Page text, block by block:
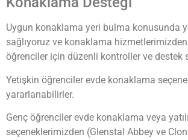
Uygun konaklama yeri bulma konusunda
sağlıyoruz ve konaklama
öğrenciler için düzenli kontroller ve destek
Yetişkin öğrenciler evde konaklama
yararlanabilirler.
Genç öğrenciler evde konaklama veya
seçeneklerimizden (Glenstal Abbey ve